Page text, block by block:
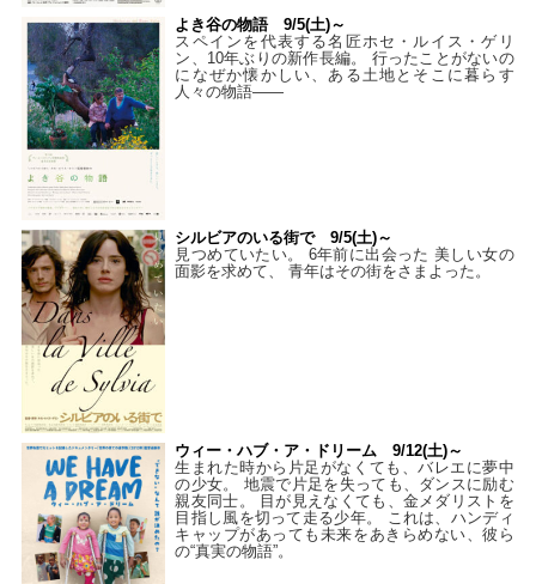
よき谷の物語 9/5(土)～
スペインを代表する名匠ホセ・ルイス・ゲリ
ン、10年ぶりの新作長編。 行ったことがないの
になぜか懐かしい、ある土地とそこに暮らす
人々の物語――
シルビアのいる街で 9/5(土)～
見つめていたい。 6年前に出会った 美しい女の
面影を求めて、 青年はその街をさまよった。
ウィー・ハブ・ア・ドリーム 9/12(土)～
生まれた時から片足がなくても、バレエに夢中
の少女。 地震で片足を失っても、ダンスに励む
親友同士。 目が見えなくても、金メダリストを
目指し風を切って走る少年。 これは、ハンディ
キャップがあっても未来をあきらめない、彼ら
の“真実の物語”。